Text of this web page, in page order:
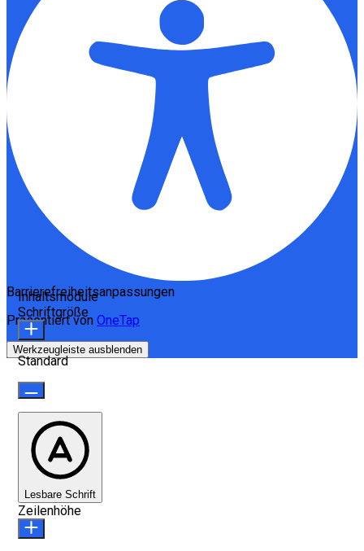
Barrierefreiheitsanpassungen
Präsentiert von OneTap
Werkzeugleiste ausblenden
Inhaltsmodule
Schriftgröße
Standard
Lesbare Schrift
Zeilenhöhe